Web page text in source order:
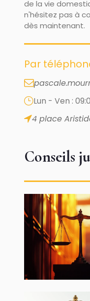
de la vie
n'hésitez pas à
dès maintenant.
Par
Lun - Ven :
4 place
Conseils